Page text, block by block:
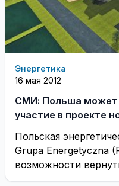
Энергетика
16 мая 2012
СМИ: Польша может
участие в проекте
Польская
Grupa Energetyczna
возможности
строительства